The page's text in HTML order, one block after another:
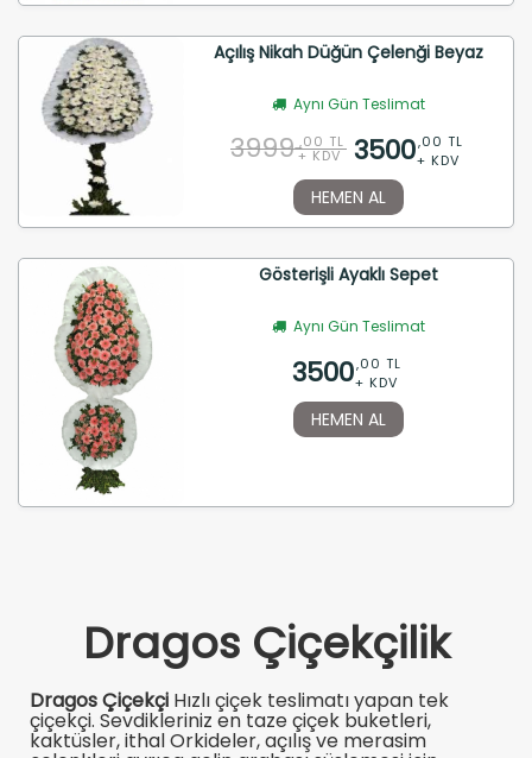
Açılış Nikah Düğün Çelenği Beyaz
Aynı Gün Teslimat
3999 ,00 TL
+ KDV 3500,00 TL
+ KDV
HEMEN AL
Gösterişli Ayaklı Sepet
Aynı Gün Teslimat
3500,00 TL
+ KDV
HEMEN AL
Dragos Çiçekçilik
Dragos Çiçekçi Hızlı çiçek teslimatı yapan tek
çiçekçi. Sevdikleriniz en taze çiçek buketleri,
kaktüsler, ithal Orkideler, açılış ve merasim